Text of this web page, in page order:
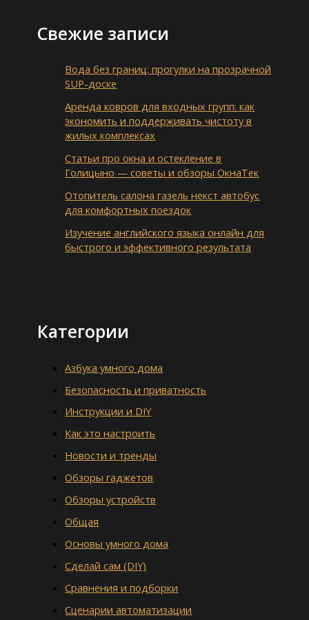
Свежие записи
Вода без границ: прогулки на прозрачной
SUP-доске
Аренда ковров для входных групп: как
экономить и поддерживать чистоту в
жилых комплексах
Статьи про окна и остекление в
Голицыно — советы и обзоры ОкнаТек
Отопитель салона газель некст автобус
для комфортных поездок
Изучение английского языка онлайн для
быстрого и эффективного результата
Категории
Азбука умного дома
Безопасность и приватность
Инструкции и DIY
Как это настроить
Новости и тренды
Обзоры гаджетов
Обзоры устройств
Общая
Основы умного дома
Сделай сам (DIY)
Сравнения и подборки
Сценарии автоматизации